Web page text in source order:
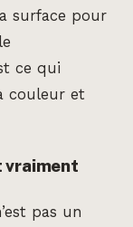
surface pour
ce qui
couleur et
vraiment
pas un